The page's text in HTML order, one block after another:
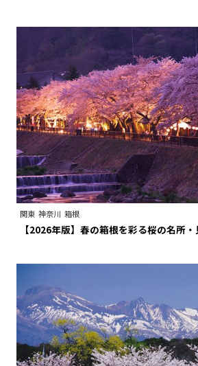
関東 神奈川 箱根
【2026年版】春の箱根を彩る桜の名所